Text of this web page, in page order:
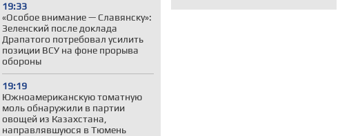
19:33
«Особое внимание — Славянску»:
Зеленский после доклада
Драпатого потребовал усилить
позиции ВСУ на фоне прорыва
обороны
19:19
Южноамериканскую томатную
моль обнаружили в партии
овощей из Казахстана,
направлявшуюся в Тюмень